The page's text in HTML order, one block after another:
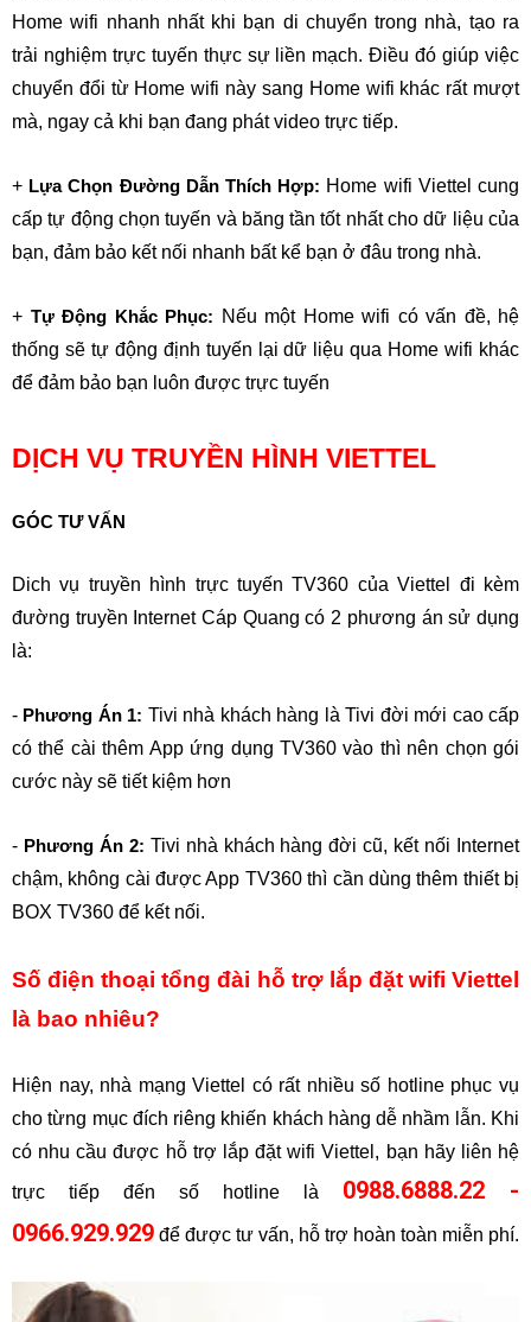
Home wifi nhanh nhất khi bạn di chuyển trong nhà, tạo ra
trải nghiệm trực tuyến thực sự liền mạch. Điều đó giúp việc
chuyển đổi từ Home wifi này sang Home wifi khác rất mượt
mà, ngay cả khi bạn đang phát video trực tiếp.
+ Lựa Chọn Đường Dẫn Thích Hợp: Home wifi Viettel cung
cấp tự động chọn tuyến và băng tần tốt nhất cho dữ liệu của
bạn, đảm bảo kết nối nhanh bất kể bạn ở đâu trong nhà.
+ Tự Động Khắc Phục: Nếu một Home wifi có vấn đề, hệ
thống sẽ tự động định tuyến lại dữ liệu qua Home wifi khác
để đảm bảo bạn luôn được trực tuyến
DỊCH VỤ TRUYỀN HÌNH VIETTEL
GÓC TƯ VẤN
Dich vụ truyền hình trực tuyến TV360 của Viettel đi kèm
đường truyền Internet Cáp Quang có 2 phương án sử dụng
là:
- Phương Án 1: Tivi nhà khách hàng là Tivi đời mới cao cấp
có thể cài thêm App ứng dụng TV360 vào thì nên chọn gói
cước này sẽ tiết kiệm hơn
- Phương Án 2: Tivi nhà khách hàng đời cũ, kết nối Internet
chậm, không cài được App TV360 thì cần dùng thêm thiết bị
BOX TV360 để kết nối.
Số điện thoại tổng đài hỗ trợ lắp đặt wifi Viettel
là bao nhiêu?
Hiện nay, nhà mạng Viettel có rất nhiều số hotline phục vụ
cho từng mục đích riêng khiến khách hàng dễ nhầm lẫn. Khi
có nhu cầu được hỗ trợ lắp đặt wifi Viettel, bạn hãy liên hệ
trực tiếp đến số hotline là 0988.6888.22 -
0966.929.929 để được tư vấn, hỗ trợ hoàn toàn miễn phí.